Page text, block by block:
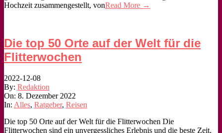
Hochzeit zusammengestellt, vonRead More →
Die top 50 Orte auf der Welt für die
Flitterwochen
2022-12-08
By: Redaktion
On: 8. Dezember 2022
In: Alles, Ratgeber, Reisen
Die top 50 Orte auf der Welt für die Flitterwochen Die
Flitterwochen sind ein unvergessliches Erlebnis und die beste Zeit,